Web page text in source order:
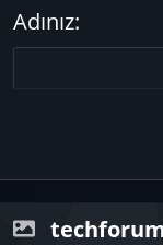
Adınız